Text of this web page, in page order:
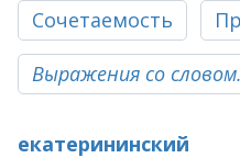
Сочетаемость
Выражения со
екатерининский